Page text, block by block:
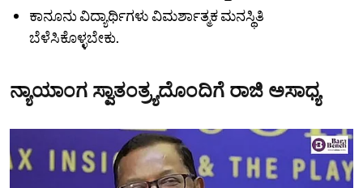
ಕಾನೂನು ವಿದ್ಯಾರ್ಥಿಗಳು ವಿಮರ್ಶಾತ್ಮಕ ಮನಸ್ಥಿತಿ
ಬೆಳೆಸಿಕೊಳ್ಳಬೇಕು.
ನ್ಯಾಯಾಂಗ ಸ್ವಾತಂತ್ರ್ಯದೊಂದಿಗೆ ರಾಜಿ ಅಸಾಧ್ಯ